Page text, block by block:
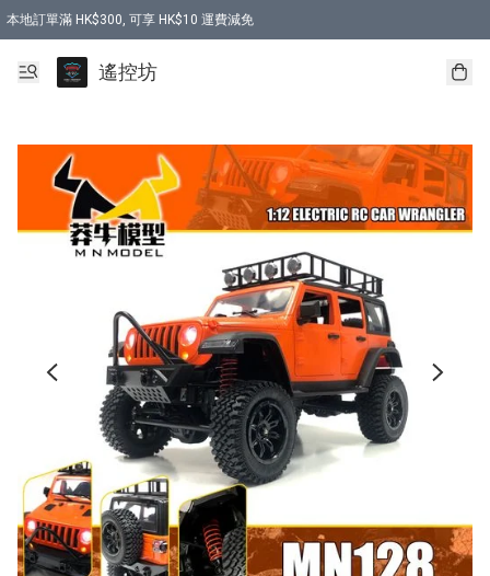
本地訂單滿 HK$300, 可享 HK$10 運費減免
購買 7.6V 6500mah 70C 電池 送 7.6V USB充電器
遙控坊